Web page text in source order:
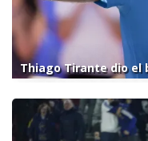
Thiago Tirante dio el